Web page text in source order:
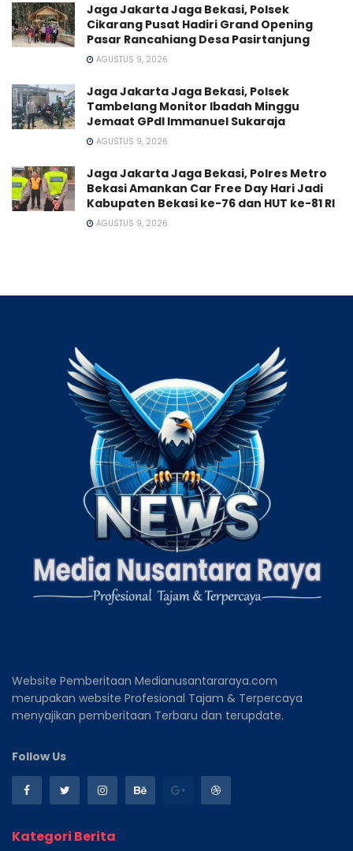
Jaga Jakarta Jaga Bekasi, Polsek
Cikarang Pusat Hadiri Grand Opening
Pasar Rancahiang Desa Pasirtanjung
AGUSTUS 9, 2026
Jaga Jakarta Jaga Bekasi, Polsek
Tambelang Monitor Ibadah Minggu
Jemaat GPdI Immanuel Sukaraja
AGUSTUS 9, 2026
Jaga Jakarta Jaga Bekasi, Polres Metro
Bekasi Amankan Car Free Day Hari Jadi
Kabupaten Bekasi ke-76 dan HUT ke-81 RI
AGUSTUS 9, 2026
Website Pemberitaan Medianusantararaya.com
merupakan website Profesional Tajam & Terpercaya
menyajikan pemberitaan Terbaru dan terupdate.
Follow Us
Kategori Berita